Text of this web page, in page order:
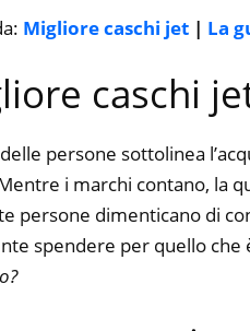
Migliore caschi jet | La
caschi
persone sottolinea
i marchi contano, la
persone dimenticano di
spendere per quello